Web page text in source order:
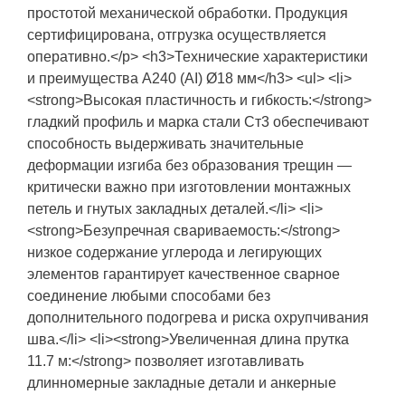
простотой механической обработки. Продукция
сертифицирована, отгрузка осуществляется
оперативно.</p> <h3>Технические характеристики
и преимущества А240 (АI) Ø18 мм</h3> <ul> <li>
<strong>Высокая пластичность и гибкость:</strong>
гладкий профиль и марка стали Ст3 обеспечивают
способность выдерживать значительные
деформации изгиба без образования трещин —
критически важно при изготовлении монтажных
петель и гнутых закладных деталей.</li> <li>
<strong>Безупречная свариваемость:</strong>
низкое содержание углерода и легирующих
элементов гарантирует качественное сварное
соединение любыми способами без
дополнительного подогрева и риска охрупчивания
шва.</li> <li><strong>Увеличенная длина прутка
11.7 м:</strong> позволяет изготавливать
длинномерные закладные детали и анкерные